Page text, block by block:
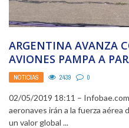
ARGENTINA AVANZA
AVIONES PAMPA A
NOTICIAS 2439 0
02/05/2019 18:11 –
aeronaves irán a la fuerza aérea
un valor global ...